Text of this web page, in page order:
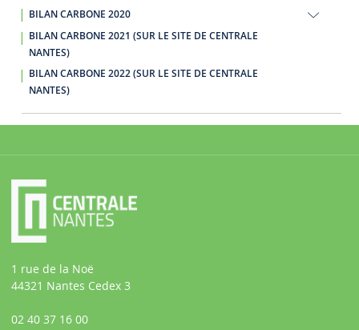
BILAN CARBONE 2020
BILAN CARBONE 2021 (SUR LE SITE DE CENTRALE
NANTES)
BILAN CARBONE 2022 (SUR LE SITE DE CENTRALE
NANTES)
1 rue de la Noë
44321 Nantes Cedex 3
02 40 37 16 00